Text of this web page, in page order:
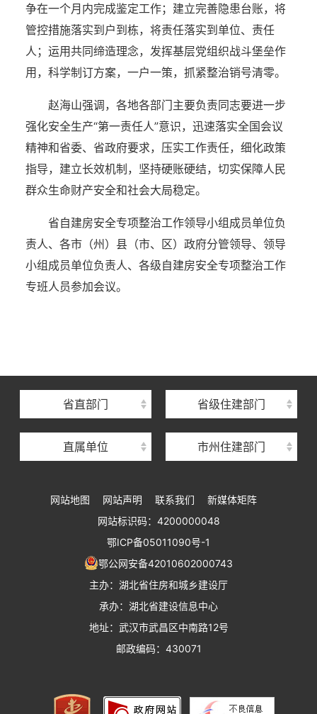
争在一个月内完成鉴定工作；建立完善隐患台账，将
管控措施落实到户到栋，将责任落实到单位、责任
人；运用共同缔造理念，发挥基层党组织战斗堡垒作
用，科学制订方案，一户一策，抓紧整治销号清零。
赵海山强调，各地各部门主要负责同志要进一步
强化安全生产“第一责任人”意识，迅速落实全国会议
精神和省委、省政府要求，压实工作责任，细化政策
指导，建立长效机制，坚持硬账硬结，切实保障人民
群众生命财产安全和社会大局稳定。
省自建房安全专项整治工作领导小组成员单位负
责人、各市（州）县（市、区）政府分管领导、领导
小组成员单位负责人、各级自建房安全专项整治工作
专班人员参加会议。
省直部门 省级住建部门
直属单位
湖北省住房保障中心
湖北省建设工程质量安全监督总站
湖北省建设工程标准定额管理总站
湖北省住建厅执业资格注册中心
湖北省城乡建设发展中心
湖北城市建设职业技术学院
市州住建部门
网站地图 网站声明 联系我们
新媒体矩阵
网站标识码：4200000048
鄂ICP备05011090号-1
鄂公网安备42010602000743
主办：湖北省住房和城乡建设厅
承办：湖北省建设信息中心
地址：武汉市武昌区中南路12号
邮政编码：430071